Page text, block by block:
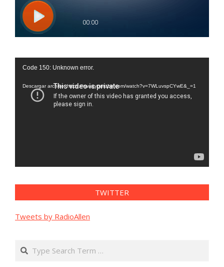
Reproductor
vídeo
Code 150: Unknown error.
Descargar archivo: https://www.youtube.com/watch?v=7WLuvspCYwE&_=1
TWITTER
Tweets by RadioAllen
Search